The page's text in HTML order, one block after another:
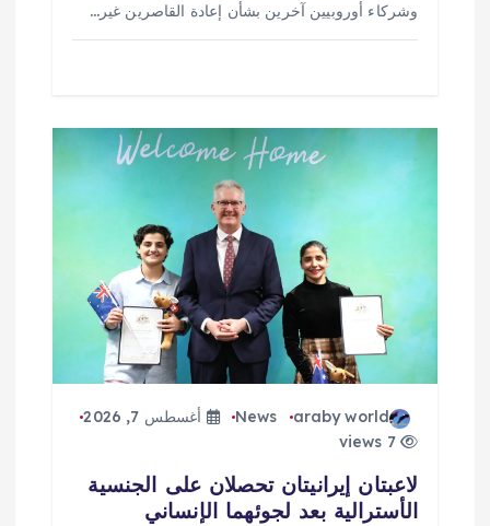
وشركاء أوروبيين آخرين بشأن إعادة القاصرين غير…
araby world
News
أغسطس 7, 2026
7 views
لاعبتان إيرانيتان تحصلان على الجنسية
الأسترالية بعد لجوئهما الإنساني